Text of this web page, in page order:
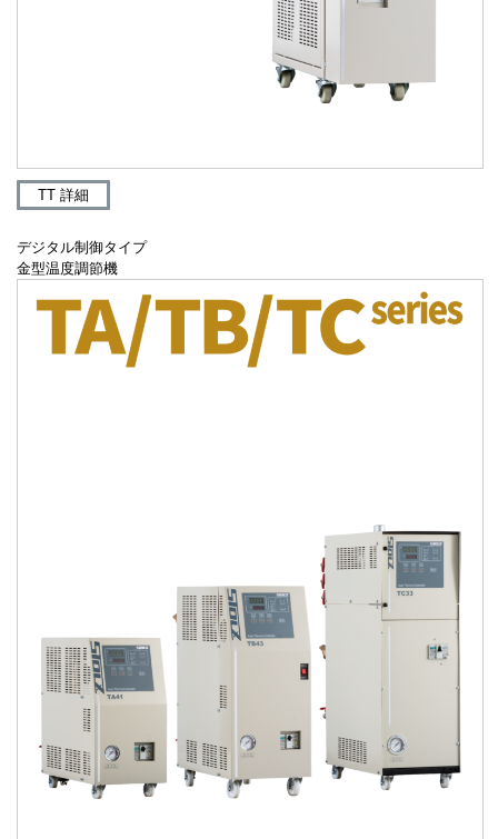
TT 詳細
デジタル制御タイプ
金型温度調節機